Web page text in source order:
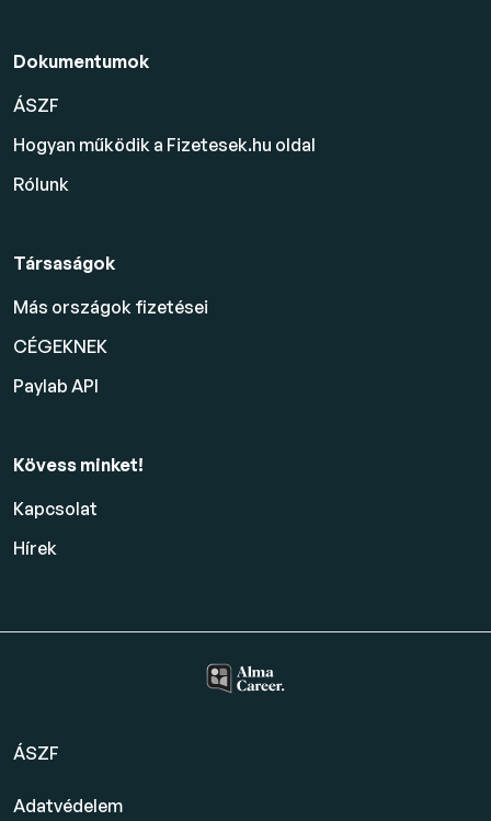
Dokumentumok
ÁSZF
Hogyan működik a Fizetesek.hu oldal
Rólunk
Társaságok
Más országok fizetései
CÉGEKNEK
Paylab API
Kövess minket!
Kapcsolat
Hírek
ÁSZF
Adatvédelem